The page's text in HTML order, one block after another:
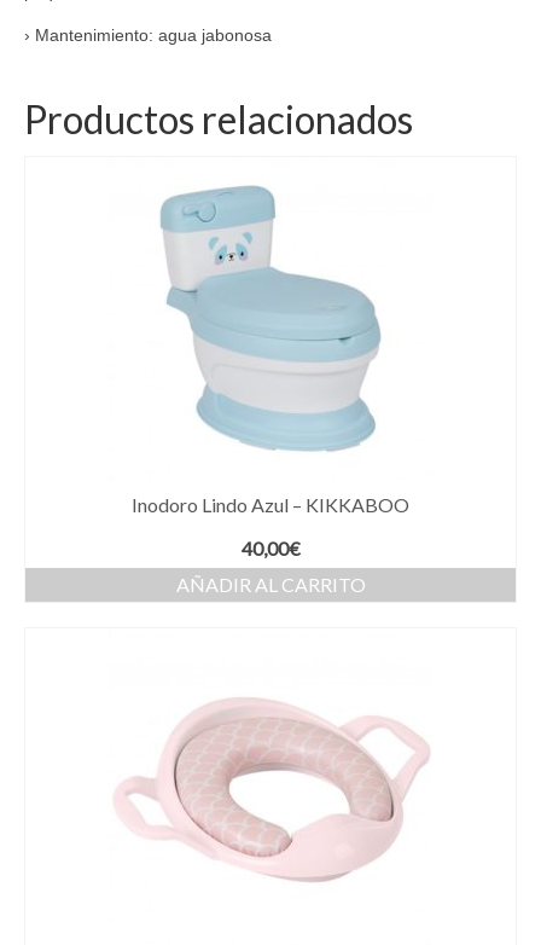
› Mantenimiento: agua jabonosa
Productos relacionados
Inodoro Lindo Azul – KIKKABOO
40,00€
AÑADIR AL CARRITO